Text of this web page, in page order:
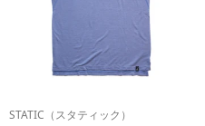
STATIC（スタティック）